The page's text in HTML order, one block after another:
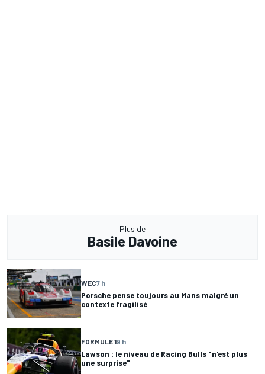
Plus de
Basile Davoine
WEC7 h
Porsche pense toujours au Mans malgré un
contexte fragilisé
FORMULE 19 h
Lawson : le niveau de Racing Bulls "n'est plus
une surprise"